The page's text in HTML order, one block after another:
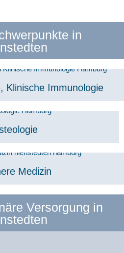
in
Klinische Immunologie
Medizin
Versorgung in